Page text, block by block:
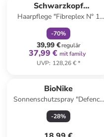
Schwarzkopf
Professional
Haarpflege "Fibreplex N° 1
Bond Booster", 500 ml
-70%
39,99 €regulär
37,99 € mit family
UVP: 128,26 €*
BioNike
Sonnenschutzspray "Defence
Sun"- LSF 15, 200 ml
-28%